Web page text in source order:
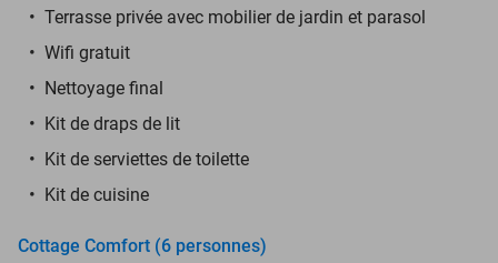
Terrasse privée avec mobilier de jardin et parasol
Wifi gratuit
Nettoyage final
Kit de draps de lit
Kit de serviettes de toilette
Kit de cuisine
Cottage Comfort (6 personnes)